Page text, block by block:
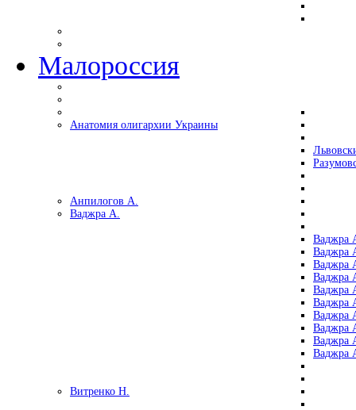
Малороссия
Анатомия олигархии Украины
Анпилогов А.
Ваджра А.
Ваджра
Ваджра
Ваджра
Ваджра
Ваджра
Ваджра
Ваджра
Ваджра
Ваджра
Ваджра
Витренко Н.